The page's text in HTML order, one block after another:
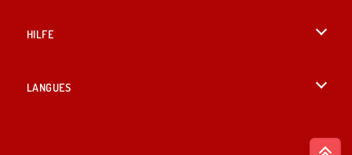
HILFE
LANGUES